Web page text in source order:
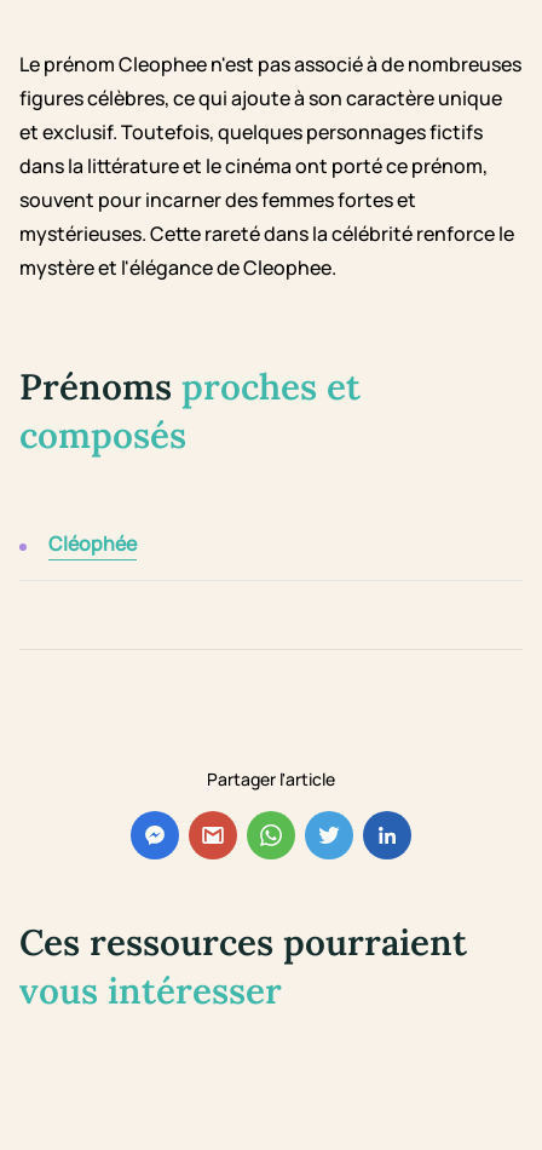
Partager l'article
Le prénom Cleophee n'est pas associé à de nombreuses
figures célèbres, ce qui ajoute à son caractère unique
et exclusif. Toutefois, quelques personnages fictifs
dans la littérature et le cinéma ont porté ce prénom,
souvent pour incarner des femmes fortes et
mystérieuses. Cette rareté dans la célébrité renforce le
mystère et l'élégance de Cleophee.
Prénoms proches et
composés
Cléophée
Ces ressources pourraient
vous intéresser